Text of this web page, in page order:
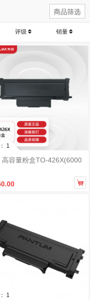
商品筛选
评级 销量
1
高容量粉盒TO-426X(6000

1